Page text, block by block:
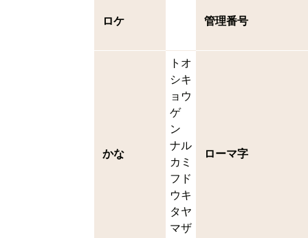
ロケ 管理番号
かな
トオ
シキ
ョウ
ゲ
ン
ナル
カミ
フド
ウキ
タヤ
マザ
ローマ字